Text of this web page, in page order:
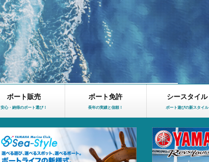
ボート販売
安心・納得のボート選び！
ボート免許
長年の実績と信頼！
シースタイル
ボート遊びの新スタイル